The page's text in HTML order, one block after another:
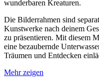
wunderbaren Kreaturen.
Die Bilderrahmen sind
Kunstwerke nach deinem
zu präsentieren. Mit diesem
eine bezaubernde
Träumen und Entdecken
Mehr zeigen